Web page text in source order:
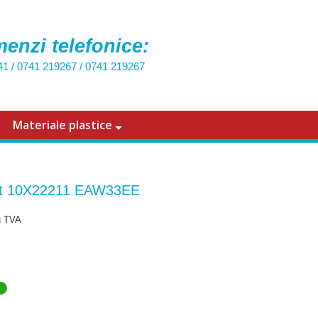
telefonice:
/ 0741 219267/ 0741 219267
Materiale plastice
10X22211 EAW33EE
TVA